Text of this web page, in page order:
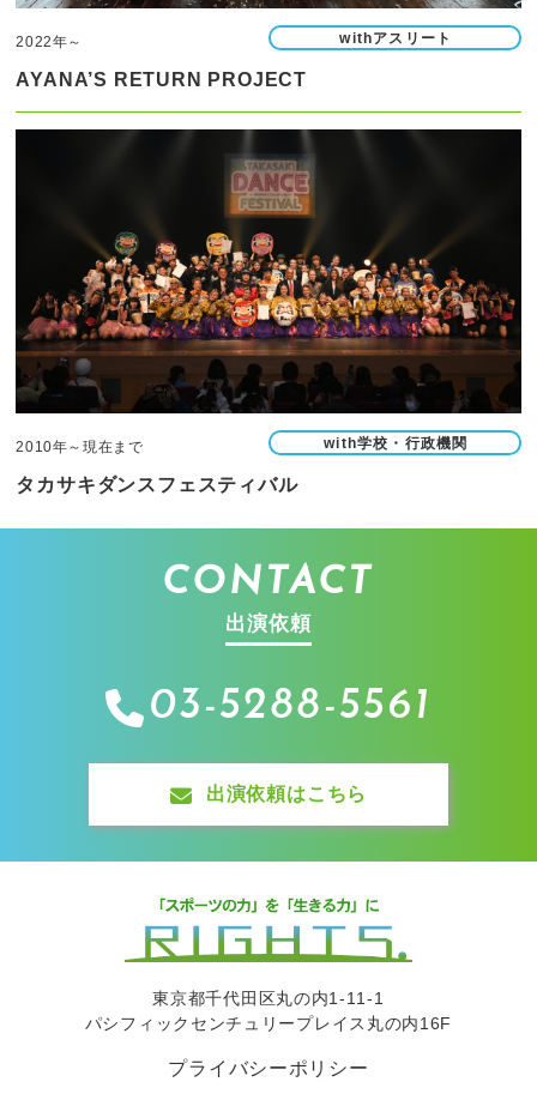
2022年～ withアスリート
AYANA’S RETURN PROJECT
2010年～現在まで with学校・行政機関
タカサキダンスフェスティバル
CONTACT
出演依頼
03-5288-5561
出演依頼はこちら
東京都千代田区丸の内1-11-1
パシフィックセンチュリープレイス丸の内16F
プライバシーポリシー